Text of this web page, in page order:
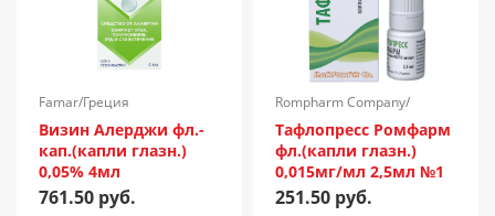
Famar/Греция
Визин Алерджи фл.-
кап.(капли глазн.)
0,05% 4мл
761.50 руб.
Rompharm Company/
Румыния
Тафлопресс Ромфарм
фл.(капли глазн.)
0,015мг/мл 2,5мл №1
пач.карт.
251.50 руб.